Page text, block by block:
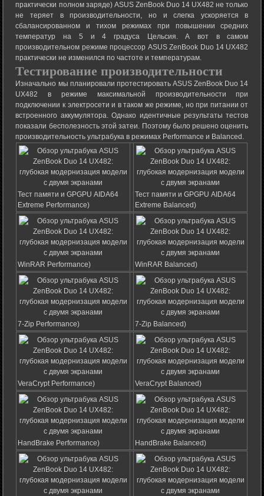
практически полном заряде) ASUS ZenBook Duo 14 UX482 не только
не теряет в производительности, но и слегка ускоряется в
сбалансированном и тихом режимах при повышении средних
температур на 5 и 4 градуса Цельсия. А вот в самом
производительном режиме процессор ASUS ZenBook Duo 14 UX482
практически не изменился по частоте и температурам.
Тестирование производительности
Изначально мы планировали протестировать ASUS ZenBook Duo 14
UX482 в режиме максимальной производительности при
подключении к электросети и в таком же режиме, но при питании от
встроенного аккумулятора. Однако идентичные результаты тестов
показали бесполезность этой затеи. Поэтому было решено оценить
производительность ультрабука в режимах Performance и Balanced.
Тест памяти и GPGPU AIDA64
Extreme Performance)
Тест памяти и GPGPU AIDA64
Extreme Balanced)
WinRAR Performance) WinRAR Balanced)
7-Zip Performance) 7-Zip Balanced)
VeraCrypt Performance) VeraCrypt Balanced)
HandBrake Performance) HandBrake Balanced)